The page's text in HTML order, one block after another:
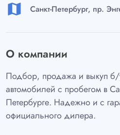
map Санкт-Петербург, пр.
О компании
Подбор, продажа и выкуп
автомобилей с пробегом в
Петербурге. Надежно и с
официального дилера.